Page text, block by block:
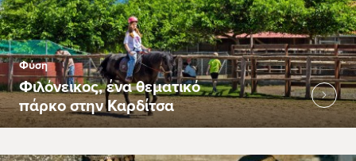
Φύση
Φιλόνεικος, ένα θεματικό
πάρκο στην Καρδίτσα